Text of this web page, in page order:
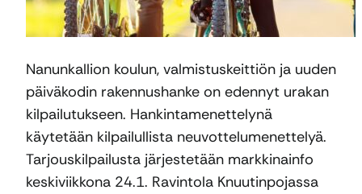
Nanunkallion koulun, valmistuskeittiön ja uuden
päiväkodin rakennushanke on edennyt urakan
kilpailutukseen. Hankintamenettelynä
käytetään kilpailullista neuvottelumenettelyä.
Tarjouskilpailusta järjestetään markkinainfo
keskiviikkona 24.1. Ravintola Knuutinpojassa